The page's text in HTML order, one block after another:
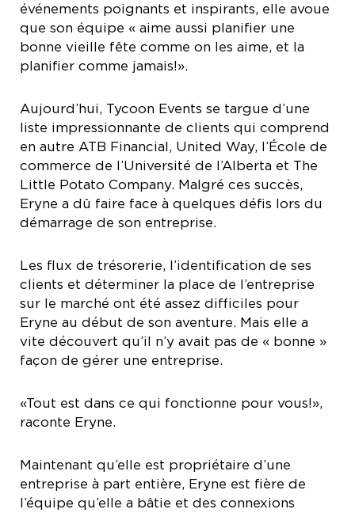
événements poignants et inspirants, elle avoue
que son équipe « aime aussi planifier une
bonne vieille fête comme on les aime, et la
planifier comme jamais!».
Aujourd’hui, Tycoon Events se targue d’une
liste impressionnante de clients qui comprend
en autre ATB Financial, United Way, l’École de
commerce de l’Université de l’Alberta et The
Little Potato Company. Malgré ces succès,
Eryne a dû faire face à quelques défis lors du
démarrage de son entreprise.
Les flux de trésorerie, l’identification de ses
clients et déterminer la place de l’entreprise
sur le marché ont été assez difficiles pour
Eryne au début de son aventure. Mais elle a
vite découvert qu’il n’y avait pas de « bonne »
façon de gérer une entreprise.
«Tout est dans ce qui fonctionne pour vous!»,
raconte Eryne.
Maintenant qu’elle est propriétaire d’une
entreprise à part entière, Eryne est fière de
l’équipe qu’elle a bâtie et des connexions